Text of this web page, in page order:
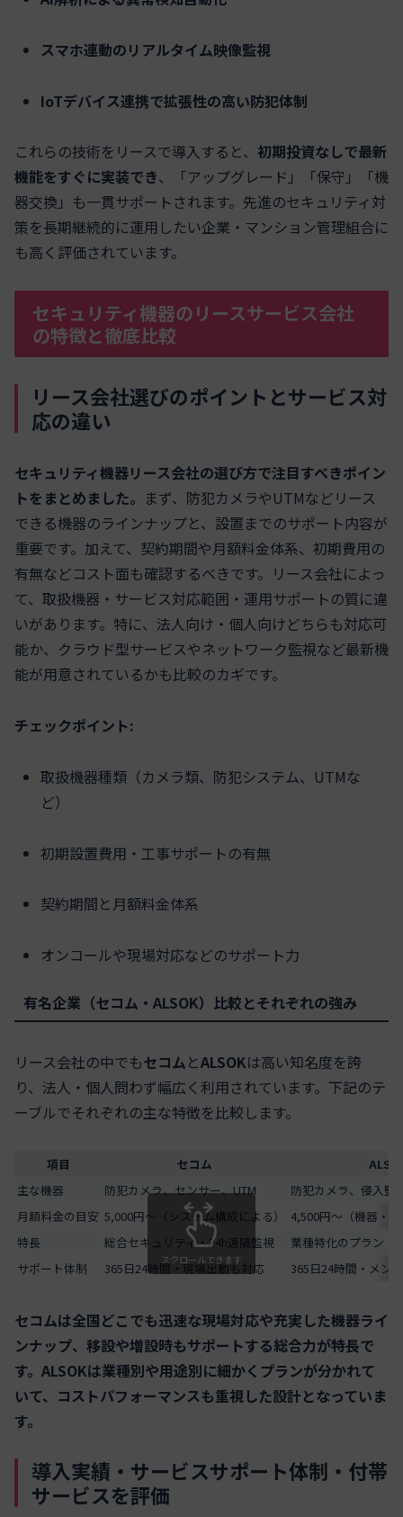
スマホ連動のリアルタイム映像監視
IoTデバイス連携で拡張性の高い防犯体制
これらの技術をリースで導入すると、 初期投資なしで最新
機能をすぐに実装でき、「アップグレード」「保守」「機
器交換」も一貫サポートされます。先進のセキュリティ対
策を⻑期継続的に運用したい企業・マンション管理組合に
も高く評価されています。
セキュリティ機器のリースサービス会社
の特徴と徹底比較
リース会社選びのポイントとサービス対
応の違い
セキュリティ機器リース会社の選び方で注目すべきポイン
トをまとめました。 まず、防犯カメラやUTMなどリース
できる機器のラインナップと、設置までのサポート内容が
重要です。加えて、契約期間や月額料金体系、初期費用の
有無などコスト面も確認するべきです。リース会社によっ
て、取扱機器・サービス対応範囲・運用サポートの質に違
いがあります。特に、法人向け・個人向けどちらも対応可
能か、クラウド型サービスやネットワーク監視など最新機
能が用意されているかも比較のカギです。
チェックポイント:
取扱機器種類（カメラ類、防犯システム、UTMな
ど）
初期設置費用・工事サポートの有無
契約期間と月額料金体系
オンコールや現場対応などのサポート力
有名企業（セコム・ALSOK）比較とそれぞれの強み
リース会社の中でもセコムとALSOKは高い知名度を誇
り、法人・個人問わず幅広く利用されています。下記のテ
ーブルでそれぞれの主な特徴を比較します。
項目 セコム
主な機器
防犯カメラ、センサー、UTM
防犯カメラ、侵入監
月額料金の目安 5,000円～（システム構成による）
4,500円～（機器・
特長
総合セキュリティ・24h遠隔監視
業種特化のプラン・
サポート体制
365日24時間・現場出動も対応 365日24時間・メン
スクロールできます
セコムは全国どこでも迅速な現場対応や充実した機器ライ
ンナップ、移設や増設時もサポートする総合力が特長で
す。ALSOKは業種別や用途別に細かくプランが分かれて
いて、コストパフォーマンスも重視した設計となっていま
す。
導入実績・サービスサポート体制・付帯
サービスを評価